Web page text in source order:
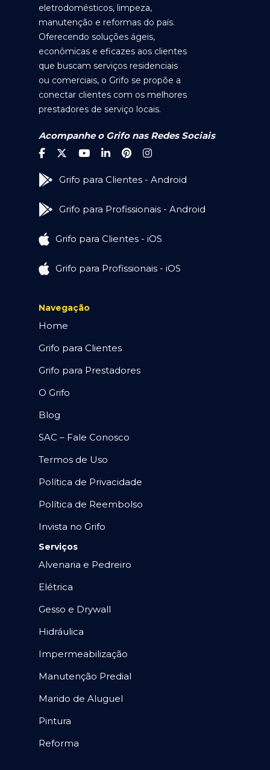
eletrodomésticos, limpeza,
manutenção e reformas do país.
Oferecendo soluções ágeis,
econômicas e eficazes aos clientes
que buscam serviços residenciais
ou comerciais, o Grifo se propõe a
conectar clientes com os melhores
prestadores de serviço locais.
Acompanhe o Grifo nas Redes Sociais
Grifo para Clientes - Android
Grifo para Profissionais - Android
Grifo para Clientes - iOS
Grifo para Profissionais - iOS
Navegação
Home
Grifo para Clientes
Grifo para Prestadores
O Grifo
Blog
SAC – Fale Conosco
Termos de Uso
Política de Privacidade
Política de Reembolso
Invista no Grifo
Serviços
Alvenaria e Pedreiro
Elétrica
Gesso e Drywall
Hidráulica
Impermeabilização
Manutenção Predial
Marido de Aluguel
Pintura
Reforma